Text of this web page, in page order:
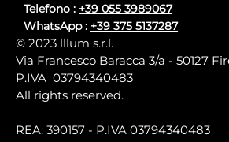
Telefono : +39 055 3989067
WhatsApp : +39 375 5137287
© 2023 lllum s.r.l.
Via Francesco Baracca 3/a - 50127
P.IVA 03794340483
All rights reserved.
REA: 390157 - P.IVA 03794340483